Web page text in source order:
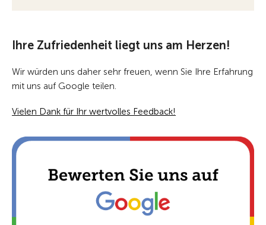
Ihre Zufriedenheit liegt uns am Herzen!
Wir würden uns daher sehr freuen, wenn Sie Ihre Erfahrung
mit uns auf Google teilen.
Vielen Dank für Ihr wertvolles Feedback!